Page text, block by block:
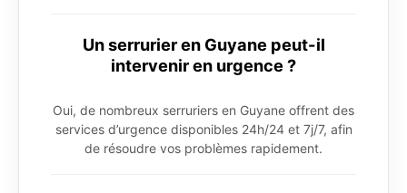
Un serrurier en Guyane peut-il
intervenir en urgence ?
Oui, de nombreux serruriers en Guyane offrent des
services d’urgence disponibles 24h/24 et 7j/7, afin
de résoudre vos problèmes rapidement.